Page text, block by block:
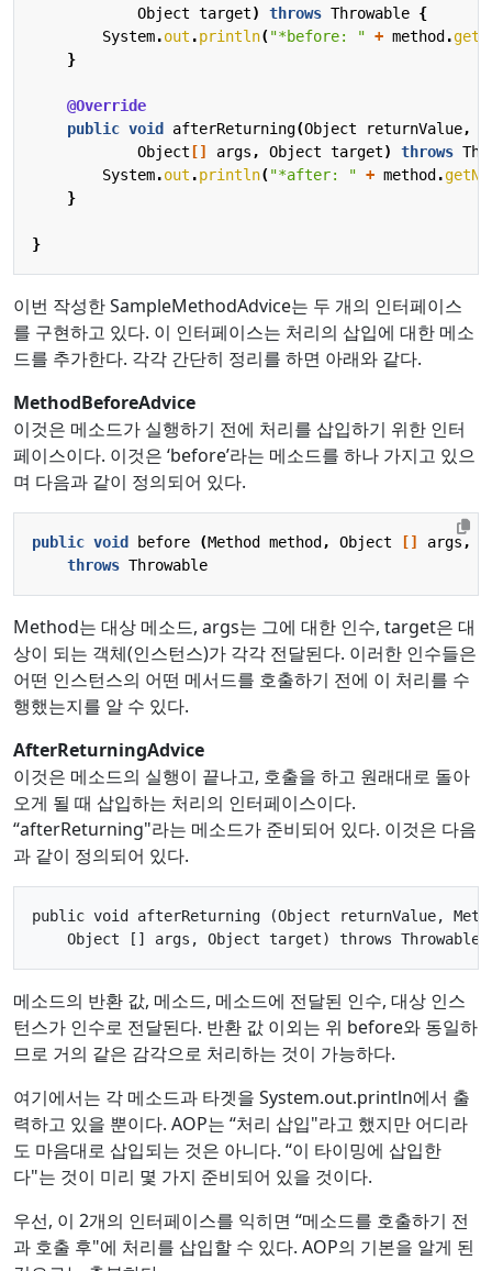
Object target) throws Throwable {
System.out .println("*before: " + method .
}
@Override
public void afterReturning(Object returnValue,
Object [] args , Object target) throws
System.out .println("*after: " + method .
}
}
이번 작성한 SampleMethodAdvice는 두 개의 인터페이스
를 구현하고 있다. 이 인터페이스는 처리의 삽입에 대한 메소
드를 추가한다. 각각 간단히 정리를 하면 아래와 같다.
MethodBeforeAdvice
이것은 메소드가 실행하기 전에 처리를 삽입하기 위한 인터
페이스이다. 이것은 ‘before’라는 메소드를 하나 가지고 있으
며 다음과 같이 정의되어 있다.
public void before (Method method , Object [] args ,
throws Throwable
Method는 대상 메소드, args는 그에 대한 인수, target은 대
상이 되는 객체(인스턴스)가 각각 전달된다. 이러한 인수들은
어떤 인스턴스의 어떤 메서드를 호출하기 전에 이 처리를 수
행했는지를 알 수 있다.
AfterReturningAdvice
이것은 메소드의 실행이 끝나고, 호출을 하고 원래대로 돌아
오게 될 때 삽입하는 처리의 인터페이스이다.
“afterReturning"라는 메소드가 준비되어 있다. 이것은 다음
과 같이 정의되어 있다.
public void afterReturning (Object returnValue,
메소드의 반환 값, 메소드, 메소드에 전달된 인수, 대상 인스
턴스가 인수로 전달된다. 반환 값 이외는 위 before와 동일하
므로 거의 같은 감각으로 처리하는 것이 가능하다.
여기에서는 각 메소드과 타겟을 System.out.println에서 출
력하고 있을 뿐이다. AOP는 “처리 삽입"라고 했지만 어디라
도 마음대로 삽입되는 것은 아니다. “이 타이밍에 삽입한
다"는 것이 미리 몇 가지 준비되어 있을 것이다.
우선, 이 2개의 인터페이스를 익히면 “메소드를 호출하기 전
과 호출 후"에 처리를 삽입할 수 있다. AOP의 기본을 알게 된